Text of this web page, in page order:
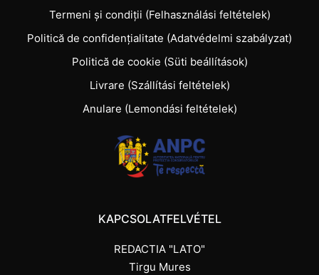
Termeni și condiții (Felhasználási feltételek)
Politică de confidențialitate (Adatvédelmi szabályzat)
Politică de cookie (Süti beállítások)
Livrare (Szállítási feltételek)
Anulare (Lemondási feltételek)
KAPCSOLATFELVÉTEL
REDACTIA "LATO"
Tirgu Mures